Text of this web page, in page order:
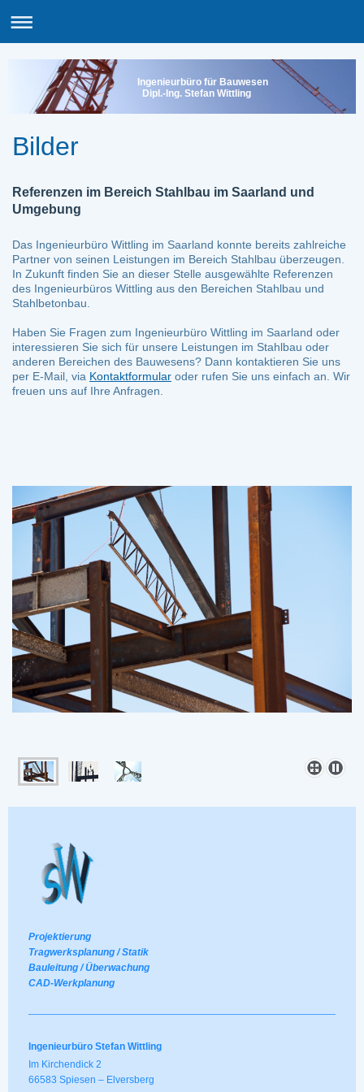
Ingenieurbüro für Bauwesen
Dipl.-Ing. Stefan Wittling
Bilder
Referenzen im Bereich Stahlbau im Saarland und
Umgebung
Das Ingenieurbüro Wittling im Saarland konnte bereits zahlreiche
Partner von seinen Leistungen im Bereich Stahlbau überzeugen.
In Zukunft finden Sie an dieser Stelle ausgewählte Referenzen
des Ingenieurbüros Wittling aus den Bereichen Stahlbau und
Stahlbetonbau.
Haben Sie Fragen zum Ingenieurbüro Wittling im Saarland oder
interessieren Sie sich für unsere Leistungen im Stahlbau oder
anderen Bereichen des Bauwesens? Dann kontaktieren Sie uns
per E-Mail, via Kontaktformular oder rufen Sie uns einfach an. Wir
freuen uns auf Ihre Anfragen.
Projektierung
Tragwerksplanung / Statik
Bauleitung / Überwachung
CAD-Werkplanung
Ingenieurbüro Stefan Wittling
Im Kirchendick 2
66583 Spiesen – Elversberg